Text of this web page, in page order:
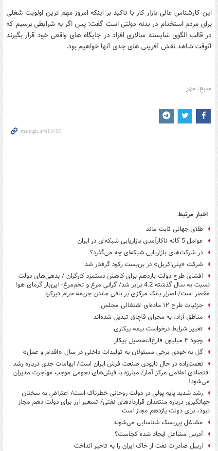
این کارشناس عالی بازار کار با تاکید بر اینکه امروز مهم ترین اولویت شغلی
برای مردم استخدام در بدنه دولتی است گفت: پس اگر به شرایطی برسیم که
در قالب الگوی شایسته سالاری افراد در جایگاه های واقعی خود قرار بگیرند
آنوقت شاهد نقش آفرینی های جدی آنها خواهیم بود.
منبع: مهر
اخبار مرتبط
طلای جهانی ثابت ماند
عوامل 5 گانه ناکارآمدی بازاریابی شبکه‌ای در ایران
در شرکت‌های بازاریابی شبکه‌ای چه می‌گذرد؟
شرکت «پلی‌اکریل» در بن‌بست رکود گرفتار شد
افشای طرح دولت یازدهم برای کاهش دستمزد کارگران / بدهی‌های دولت
نسبت به سال گذشته 4.2 برابر شد/ گراني مرغ و تخم‌مرغ؛ اين‌بار گرمای هوا
مقصر است/ اصرار بانک مرکزی بر باقی ماندن جریمه حرام دیرکرد
جزئیات طرح ۱۲ ماده‌ای اشتغالی مجلس
مناطق آزاد، به مجرای قاچاق تبدیل شده‌اند
تغییر شرایط درخواست بیمه بیکاری
وجود ۴ میلیون فارغ‌التحصیل بیکار
گل به خودی برخی مسئولان به تولیدات داخلی در سال «اقدام و عمل»
نعمت‌زاده در حال نابودی صنعت فرش ایران است/ ابهامات جدی درباره رشد
اقتصادی اعلامی مرکز آمار/ مبارزه با فیش‌های نجومی موجب مهاجرت مدیران
می‌شود!
رشد شدید پایه پولی در دولت روحانی خطرناک است/ اعتراض به سخنان
جهانگیری درباره منتقدان قراردادهای نفتی/ تسعیر ارز برای دولت دهم مجاز
نبود، برای دولت یازدهم مجاز است
مشاغل پرریسک شناسایی می‌شوند
آدرس مشاغل ایجاد شده کجاست؟
اربیل صادرات نفت از خاک ایران را به تاخیر انداخت